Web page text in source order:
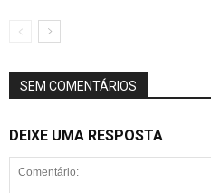
SEM COMENTÁRIOS
DEIXE UMA RESPOSTA